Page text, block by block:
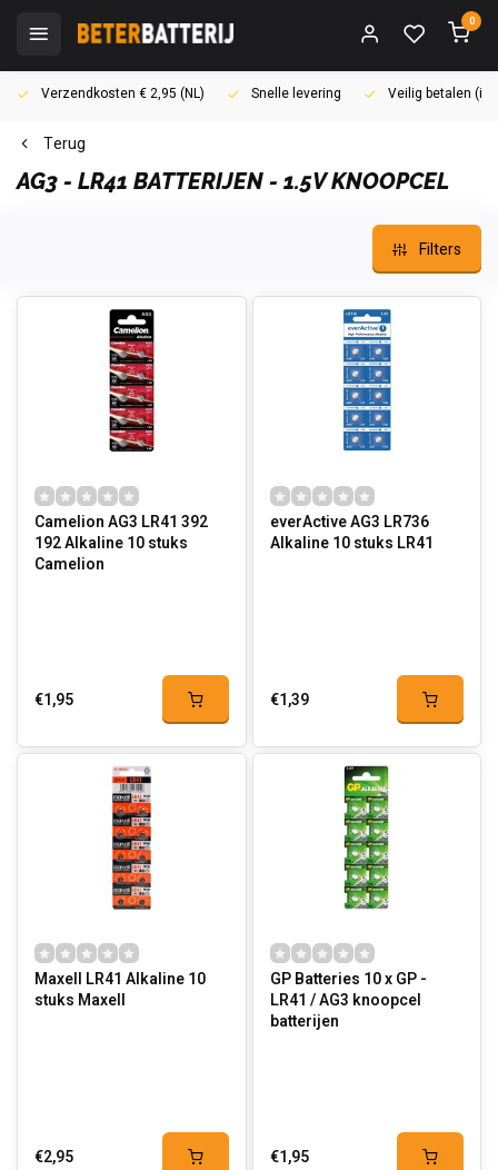
0
Verzendkosten € 2,95 (NL) Snelle levering Veilig betalen
Terug
AG3 - LR41 BATTERIJEN - 1.5V KNOOPCEL
Filters
Camelion AG3 LR41 392
192 Alkaline 10 stuks
Camelion
€1,95
everActive AG3 LR736
Alkaline 10 stuks LR41
€1,39
Maxell LR41 Alkaline 10
stuks Maxell
€2,95
GP Batteries 10 x GP -
LR41 / AG3 knoopcel
batterijen
€1,95